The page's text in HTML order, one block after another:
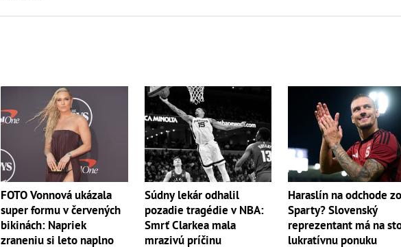
FOTO Vonnová ukázala
super formu v červených
bikinách: Napriek
zraneniu si leto naplno
Súdny lekár odhalil
pozadie tragédie v NBA:
Smrť Clarkea mala
mrazivú príčinu
Haraslín na odchode
Sparty? Slovenský
reprezentant má na
lukratívnu ponuku